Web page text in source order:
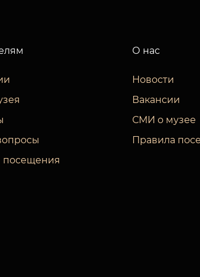
посещения
О нас
Новости
Вакансии
СМИ о музее
Правила